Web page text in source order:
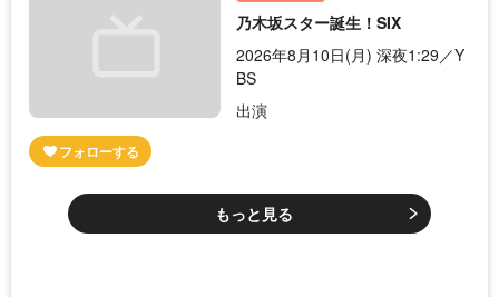
乃木坂スター誕生！SIX
2026年8月10日(月) 深夜1:29／Y
BS
出演
もっと見る